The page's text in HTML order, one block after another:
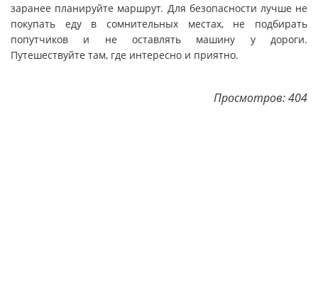
заранее планируйте маршрут. Для безопасности лучше не
покупать еду в сомнительных местах, не подбирать
попутчиков и не оставлять машину у дороги.
Путешествуйте там, где интересно и приятно.
Просмотров: 404